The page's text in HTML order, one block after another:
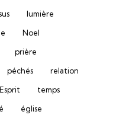
lumière
Noel
prière
péchés
relation
temps
église